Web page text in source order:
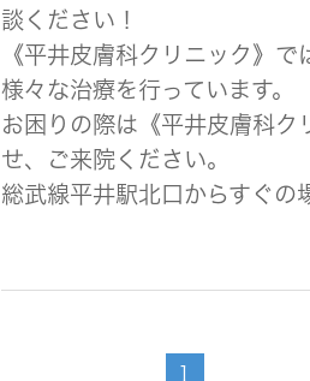
談ください！
《平井皮膚科クリニック》
様々な治療を行っています。
お困りの際は《平井皮膚科ク
せ、ご来院ください。
総武線平井駅北口からすぐの